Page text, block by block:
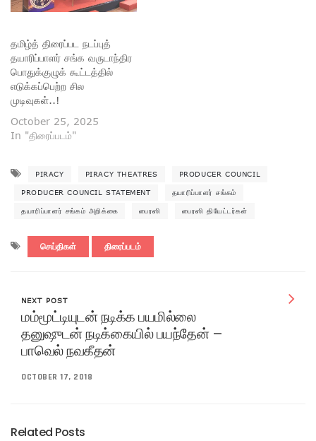
தமிழ்த் திரைப்பட நடப்புத்
தயாரிப்பாளர் சங்க வருடாந்திர
பொதுக்குழுக் கூட்டத்தில்
எடுக்கப்பெற்ற சில
முடிவுகள்..!
October 25, 2025
In "திரைப்படம்"
PIRACY PIRACY THEATRES PRODUCER COUNCIL
PRODUCER COUNCIL STATEMENT தயாரிப்பாளர் சங்கம்
தயாரிப்பாளர் சங்கம் அறிக்கை பைரஸி பைரஸி தியேட்டர்கள்
செய்திகள் திரைப்படம்
NEXT POST
மம்மூட்டியுடன் நடிக்க பயமில்லை
தனுஷுடன் நடிக்கையில் பயந்தேன் –
பாவெல் நவகீதன்
OCTOBER 17, 2018
Related Posts